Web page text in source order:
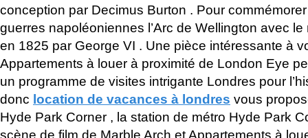
conception par Decimus Burton . Pour
guerres napoléoniennes l’Arc de Wellington avec
en 1825 par George VI . Une pièce intéressante à
Appartements à louer à proximité de London Eye
un programme de visites intrigante Londres pour
donc location de vacances à londres vous
Hyde Park Corner , la station de métro Hyde Park
scène de film de Marble Arch et Appartements à